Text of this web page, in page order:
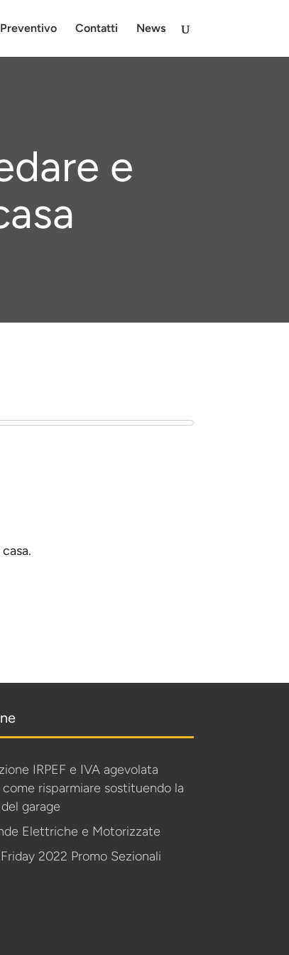
Preventivo Contatti News
e
IRPEF e IVA agevolata
risparmiare sostituendo la
garage
Elettriche e Motorizzate
2022 Promo Sezionali